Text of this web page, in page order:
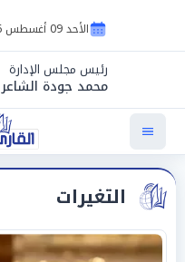
الأحد 09 أغسطس 2026
رئيس مجلس الإدارة
محمد جودة الشاعر
التغيرات